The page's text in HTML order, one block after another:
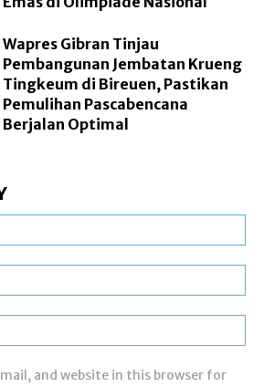
Wapres Gibran Tinjau
Pembangunan Jembatan Krueng
Tingkeum di Bireuen, Pastikan
Pemulihan Pascabencana
Berjalan Optimal
and website in this browser for